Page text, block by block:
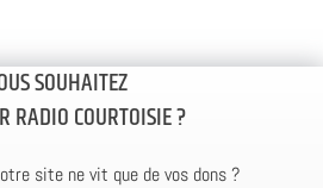
SOUHAITEZ
RADIO COURTOISIE ?
site ne vit que de vos dons ?